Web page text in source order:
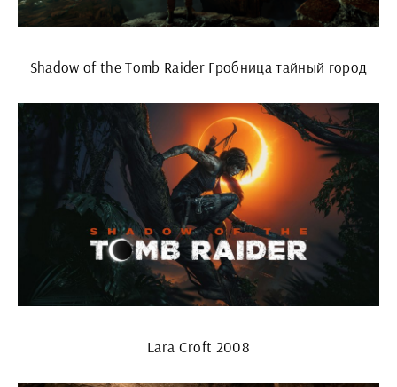
Shadow of the Tomb Raider Гробница тайный город
Lara Croft 2008